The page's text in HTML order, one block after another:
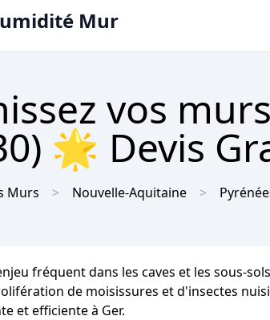
Mur
vos
🌟 Devis
Murs Nouvelle-Aquitaine
fréquent dans les caves et les sous-
de moisissures et d'insectes
et efficiente à Ger.